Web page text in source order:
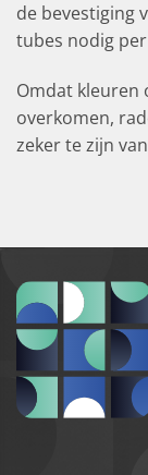
de bevestiging
tubes nodig
Omdat kleuren
overkomen,
zeker te zijn